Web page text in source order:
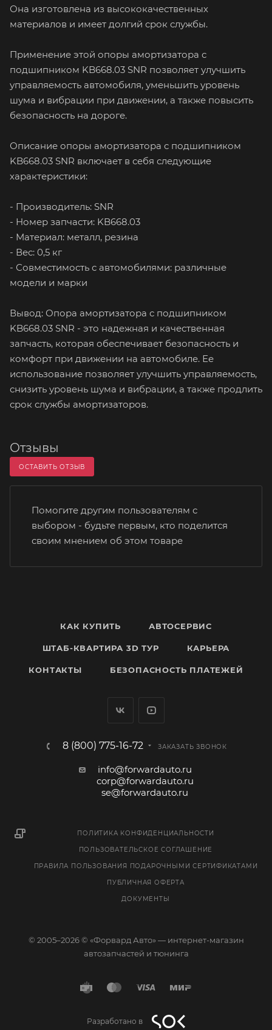
Она изготовлена из высококачественных
материалов и имеет долгий срок службы.
Применение этой опоры амортизатора с
подшипником KB668.03 SNR позволяет улучшить
управляемость автомобиля, уменьшить уровень
шума и вибрации при движении, а также повысить
безопасность на дороге.
Описание опоры амортизатора с подшипником
KB668.03 SNR включает в себя следующие
характеристики:
- Производитель: SNR
- Номер запчасти: KB668.03
- Материал: металл, резина
- Вес: 0,5 кг
- Совместимость с автомобилями: различные
модели и марки
Вывод: Опора амортизатора с подшипником
KB668.03 SNR - это надежная и качественная
запчасть, которая обеспечивает безопасность и
комфорт при движении на автомобиле. Ее
использование позволяет улучшить управляемость,
снизить уровень шума и вибрации, а также продлить
срок службы амортизаторов.
Отзывы
ОСТАВИТЬ ОТЗЫВ
Помогите другим пользователям с
выбором - будьте первым, кто поделится
своим мнением об этом товаре
КАК КУПИТЬ АВТОСЕРВИС
ШТАБ-КВАРТИРА 3D ТУР КАРЬЕРА
КОНТАКТЫ БЕЗОПАСНОСТЬ ПЛАТЕЖЕЙ
8 (800) 775-16-72 ЗАКАЗАТЬ ЗВОНОК
info@forwardauto.ru
corp@forwardauto.ru
se@forwardauto.ru
ПОЛИТИКА КОНФИДЕНЦИАЛЬНОСТИ
ПОЛЬЗОВАТЕЛЬСКОЕ СОГЛАШЕНИЕ
ПРАВИЛА ПОЛЬЗОВАНИЯ ПОДАРОЧНЫМИ СЕРТИФИКАТАМИ
ПУБЛИЧНАЯ ОФЕРТА
ДОКУМЕНТЫ
© 2005–2026 © «Форвард Авто» — интернет-магазин
автозапчастей и тюнинга
Разработано в